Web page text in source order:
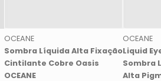
OCEANE
Sombra Líquida Alta Fixação
Cintilante Cobre Oasis
OCEANE
OCEANE
Liquid
Sombra
Alta